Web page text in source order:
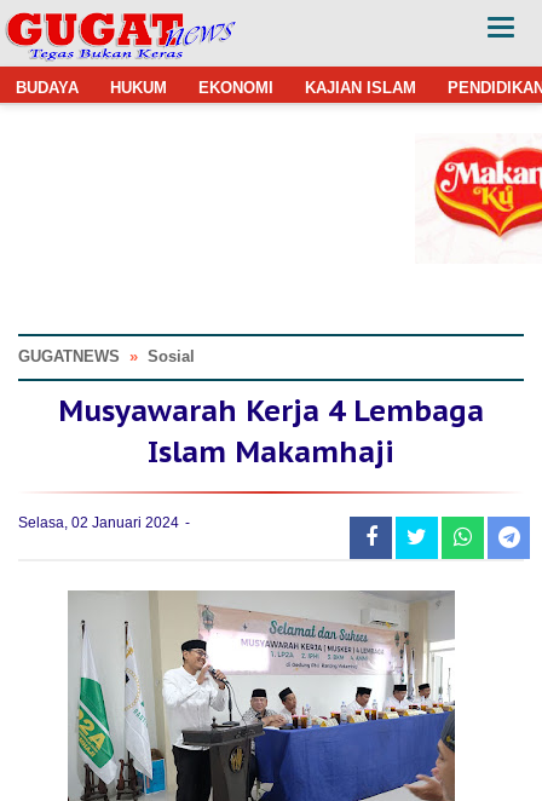
BUDAYA HUKUM EKONOMI KAJIAN ISLAM
GUGATNEWS » Sosial
Musyawarah Kerja 4 Lembaga
Islam Makamhaji
Selasa, 02 Januari 2024